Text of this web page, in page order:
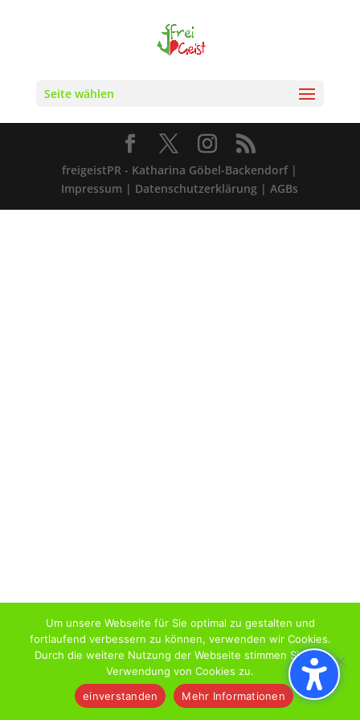
Seite wählen
freigeistPR - Katharina Göbel-Backendorf |
Impressum | Datenschutzerklärung |AGBs
Um unsere Webseite für Sie optimal zu gestalten und
fortlaufend verbessern zu können, verwenden wir Cookies.
Durch die weitere Nutzung der Webseite stimmen Sie der
Verwendung von Cookies zu.
einverstanden
Mehr Informationen